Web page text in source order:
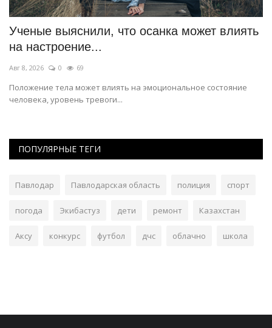
Ученые выяснили, что осанка может влиять
на настроение...
Авг 8, 2026 0 69
Положение тела может влиять на эмоциональное состояние
человека, уровень тревоги...
ПОПУЛЯРНЫЕ ТЕГИ
Павлодар Павлодарская область полиция спорт
погода Экибастуз дети ремонт Казахстан
Аксу конкурс футбол дчс облачно школа